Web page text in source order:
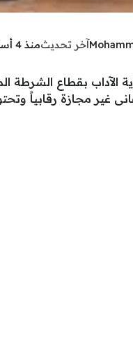
آخر تحديثمنذ 4 أسابيع
الآداب بقطاع
غير مجازة رقابياً